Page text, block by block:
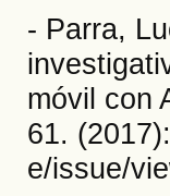
- Parra,
móvil con
61.
e/issue/